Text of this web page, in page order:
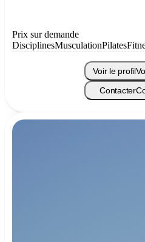
Prix sur demande
DisciplinesMusculationPilates
Voir le profil
Contacter